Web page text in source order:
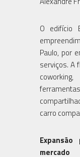
O edifício
Paulo, por
serviços. A
carro
mercado